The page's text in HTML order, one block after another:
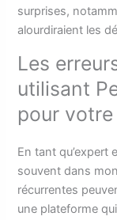
surprises,
alourdiraient les
Les
utilisant
pour
En tant qu’expert
souvent dans
récurrentes
une plateforme